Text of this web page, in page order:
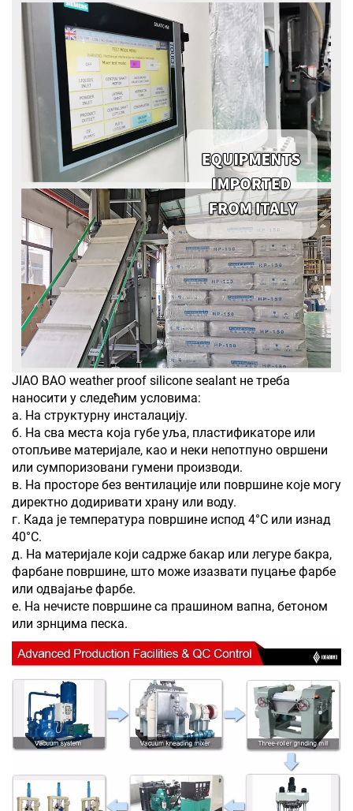
JIAO BAO weather proof silicone sealant не треба
наносити у следећим условима:
а. На структурну инсталацију.
б. На сва места која губе уља, пластификаторе или
отопљиве материјале, као и неки непотпуно овршени
или сумпоризовани гумени производи.
в. На просторе без вентилације или површине које могу
директно додиривати храну или воду.
г. Када је температура површине испод 4°C или изнад
40°C.
д. На материјале који садрже бакар или легуре бакра,
фарбане површине, што може изазвати пуцање фарбе
или одвајање фарбе.
е. На нечисте површине са прашином вапна, бетоном
или зрнцима песка.